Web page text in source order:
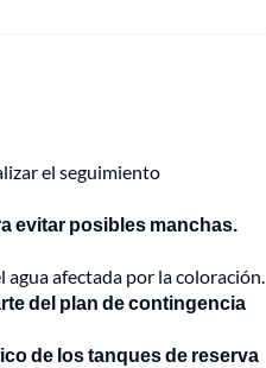
el seguimiento
evitar posibles manchas.
agua afectada por la coloración.
del plan de contingencia
de los tanques de reserva